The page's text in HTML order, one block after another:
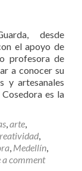
desde
el apoyo de
profesora de
a conocer su
y artesanales
es la
,arte,
,
, Medellín,
a comment